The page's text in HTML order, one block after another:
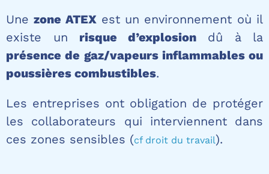
Unezone ATEXest un environnement où il
existe un risque d’explosiondû à la
présence de gaz/vapeurs inflammables ou
poussières combustibles.
Les entreprises ont obligation de protéger
les collaborateurs qui interviennent dans
ces zones sensibles (cf droit du travail).